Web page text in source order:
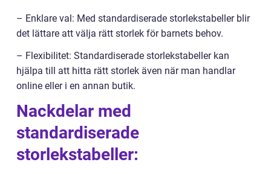
– Enklare val: Med standardiserade storlekstabeller blir
det lättare att välja rätt storlek för barnets behov.
– Flexibilitet: Standardiserade storlekstabeller kan
hjälpa till att hitta rätt storlek även när man handlar
online eller i en annan butik.
Nackdelar med
standardiserade
storlekstabeller: